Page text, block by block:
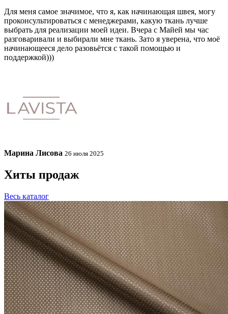
Для меня самое значимое, что я, как начинающая швея, могу
проконсультироваться с менеджерами, какую ткань лучше
выбрать для реализации моей идеи. Вчера с Майей мы час
разговаривали и выбирали мне ткань. Зато я уверена, что моё
начинающееся дело разовьётся с такой помощью и
поддержкой)))
Марина Лисова 26 июля 2025
Хиты продаж
Весь каталог